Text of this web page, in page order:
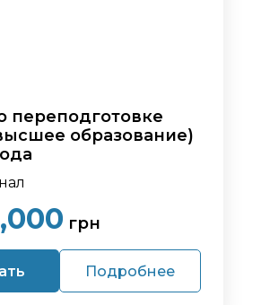
переподготовке
образование)
грн
Подробнее